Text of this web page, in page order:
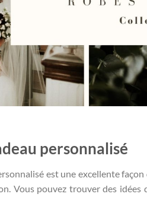
personnalisé
est une excellente
Vous pouvez trouver des idées